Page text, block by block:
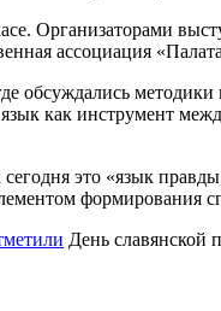
Организаторами
ассоциация
обсуждались
как инструмент
это «язык
формирования
День славянской